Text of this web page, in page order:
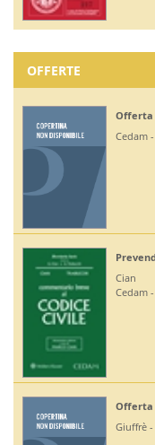
OFFERTE
Offerta
Cedam
Cian
Cedam
Offerta
Giuffrè -